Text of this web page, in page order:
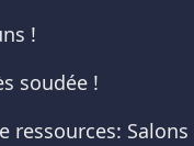
!
soudée !
ressources: